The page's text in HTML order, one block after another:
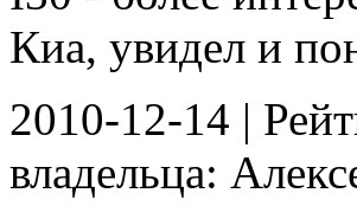
Киа, увидел и
2010-12-14 |
владельца: